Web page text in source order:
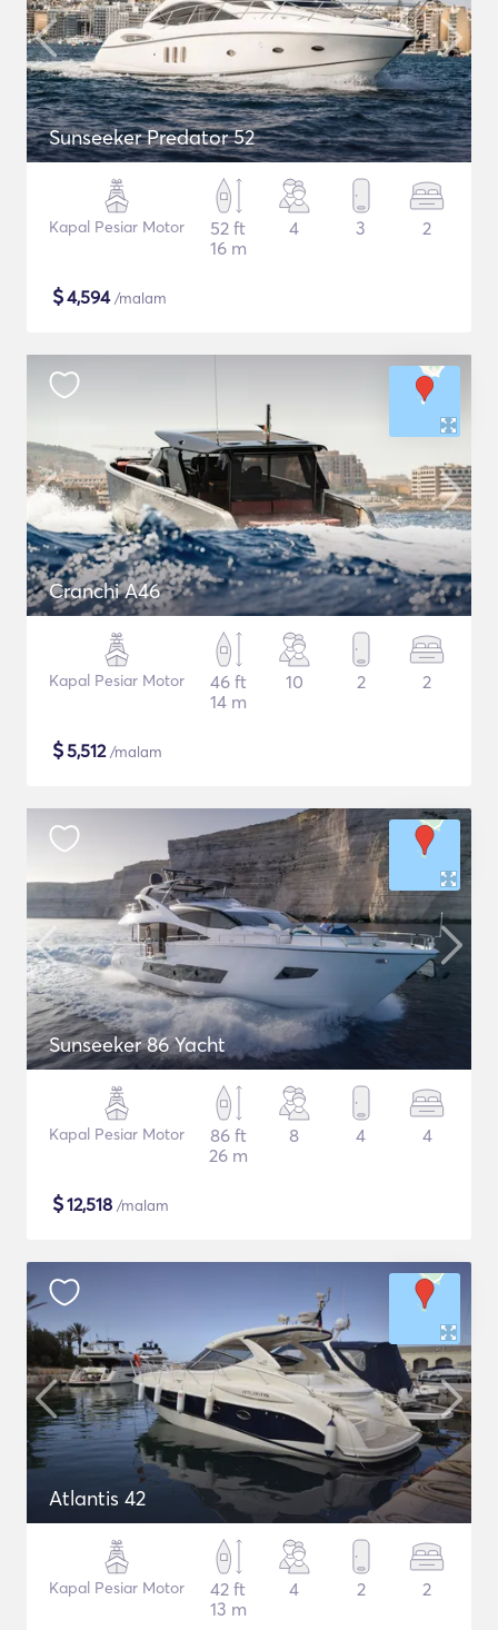
Sunseeker Predator 52
Kapal Pesiar Motor
52 ft
16 m
4 3 2
$4,594/malam
Cranchi A46
Kapal Pesiar Motor
46 ft
14 m
10 2 2
$5,512/malam
Sunseeker 86 Yacht
Kapal Pesiar Motor
86 ft
26 m
8 4 4
$12,518 /malam
Atlantis 42
Kapal Pesiar Motor
42 ft
13 m
4 2 2